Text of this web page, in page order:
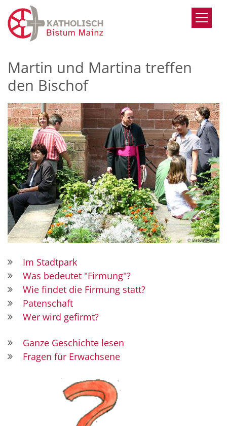
Zum Inhalt springen
Martin und Martina treffen
den Bischof
© Bistum Mainz
Im Stadtpark
Was bedeutet "Firmung"?
Wie findet die Firmung statt?
Patenschaft
Wer wird gefirmt?
Ganze Geschichte lesen
Fragen für Erwachsene